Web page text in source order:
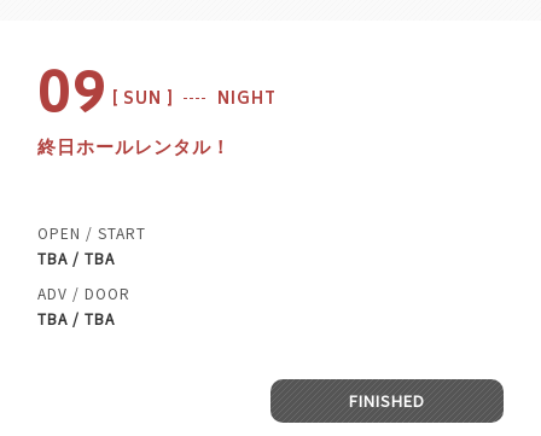
09 SUN NIGHT
終日ホールレンタル！
OPEN / START
TBA / TBA
ADV / DOOR
TBA / TBA
FINISHED